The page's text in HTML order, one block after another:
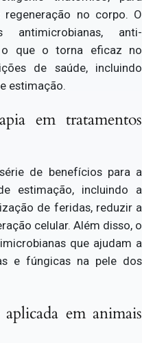
no corpo. O
antimicrobianas, anti-
o que o torna eficaz no
de saúde, incluindo
estimação.
em tratamentos
de benefícios para a
estimação, incluindo a
de feridas, reduzir a
celular. Além disso, o
que ajudam a
e fúngicas na pele dos
em animais